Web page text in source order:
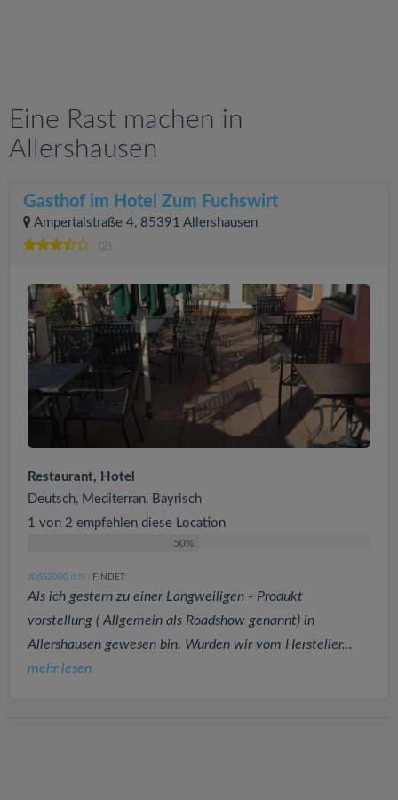
Eine Rast machen in
Allershausen
Gasthof im Hotel Zum Fuchswirt
Ampertalstraße 4, 85391 Allershausen
(2)
Restaurant, Hotel
Deutsch, Mediterran, Bayrisch
1 von 2 empfehlen diese Location
50%
JOSS2000 (175 ) FINDET:
Als ich gestern zu einer Langweiligen - Produkt
vorstellung ( Allgemein als Roadshow genannt) in
Allershausen gewesen bin. Wurden wir vom Hersteller...
mehr lesen